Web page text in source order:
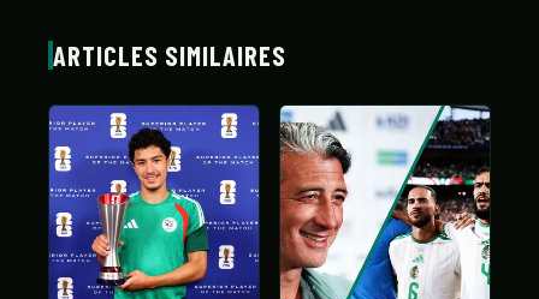
ARTICLES SIMILAIRES